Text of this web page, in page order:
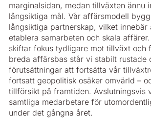
marginalsidan, medan tillväxten ännu
långsiktiga mål. Vår affärsmodell
långsiktiga partnerskap, vilket
etablera samarbeten och skala
skiftar fokus tydligare mot tillväxt och
breda affärsbas står vi stabilt rustade
förutsättningar att fortsätta vår
fortsatt geopolitisk osäker omvärld –
tillförsikt på framtiden. Avslutningsvis
samtliga medarbetare för
under det gångna året.